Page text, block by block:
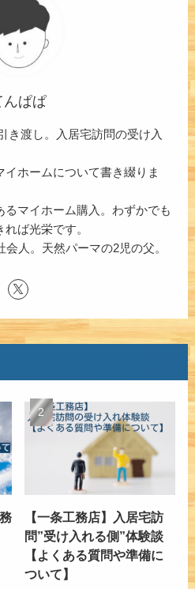
んぱぱ
き渡し。入居宅訪問の受け入
ホームについて書き綴りま
るマイホーム購入。わずかでも
ば光栄です。
人。天然パーマの2児の父。
【一条工務店】入居宅訪
問”受け入れる側”体験談
【よくある質問や準備に
ついて】